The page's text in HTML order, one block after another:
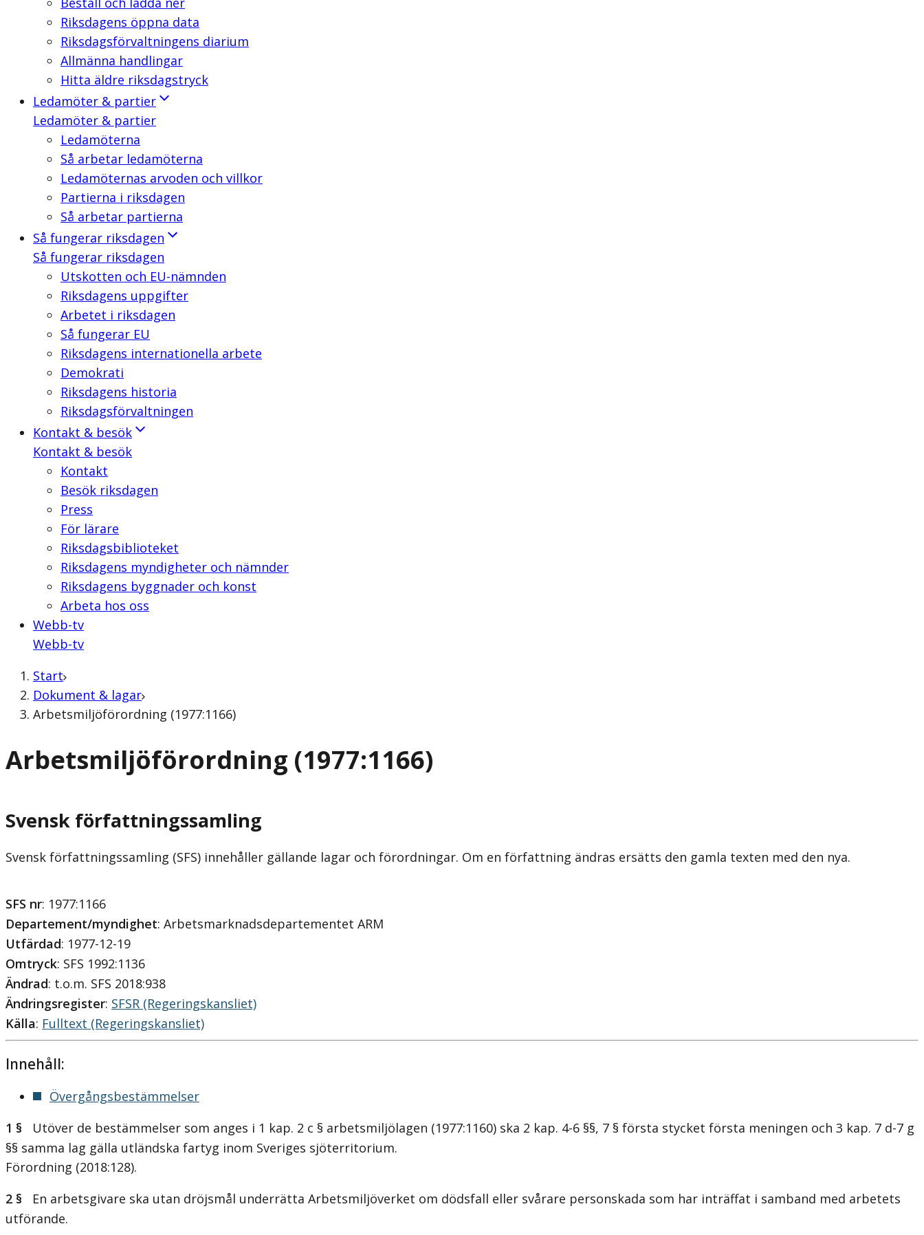
Riksdagens öppna data
Riksdagsförvaltningens diarium
Allmänna handlingar
Hitta äldre riksdagstryck
Ledamöter & partier
Ledamöter & partier
Ledamöterna
Så arbetar ledamöterna
Ledamöternas arvoden och villkor
Partierna i riksdagen
Så arbetar partierna
Så fungerar riksdagen
Så fungerar riksdagen
Utskotten och EU-nämnden
Riksdagens uppgifter
Arbetet i riksdagen
Så fungerar EU
Riksdagens internationella arbete
Demokrati
Riksdagens historia
Riksdagsförvaltningen
Kontakt & besök
Kontakt & besök
Kontakt
Besök riksdagen
Press
För lärare
Riksdagsbiblioteket
Riksdagens myndigheter och nämnder
Riksdagens byggnader och konst
Arbeta hos oss
Webb-tv
Webb-tv
Start
Dokument & lagar
Arbetsmiljöförordning (1977:1166)
Arbetsmiljöförordning (1977:1166)
Svensk författningssamling
Svensk författningssamling (SFS) innehåller gällande lagar och förordningar. Om en författning ändras ersätts den gamla texten med den nya.
SFS nr: 1977:1166
Departement/myndighet: Arbetsmarknadsdepartementet ARM
Utfärdad: 1977-12-19
Omtryck: SFS 1992:1136
Ändrad: t.o.m. SFS 2018:938
Ändringsregister: SFSR (Regeringskansliet)
Källa: Fulltext (Regeringskansliet)
Innehåll:
Övergångsbestämmelser
1 § Utöver de bestämmelser som anges i 1 kap. 2 c § arbetsmiljölagen (1977:1160) ska 2 kap. 4-6 §§, 7 § första stycket första meningen och 3 kap. 7 d-7 g
§§ samma lag gälla utländska fartyg inom Sveriges sjöterritorium.
Förordning (2018:128).
2 § En arbetsgivare ska utan dröjsmål underrätta Arbetsmiljöverket om dödsfall eller svårare personskada som har inträffat i samband med arbetets
utförande.